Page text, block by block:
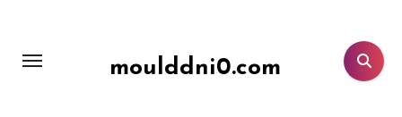
konten
moulddni0.com